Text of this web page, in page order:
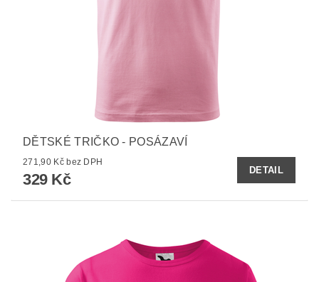
DĚTSKÉ TRIČKO - POSÁZAVÍ
271,90 Kč bez DPH
329 Kč
DETAIL